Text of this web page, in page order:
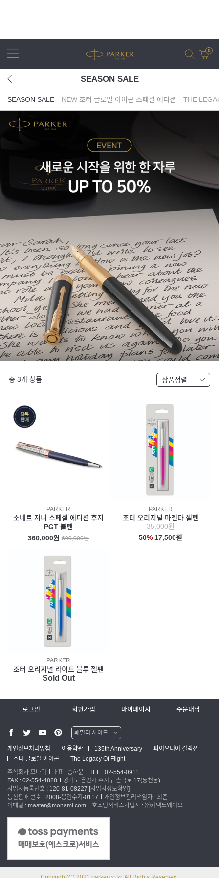
0
어번 아이엠 조터 XL 조터
SEASON SALE
SEASON SALE NEW 조터 글로벌 아이콘 스페셜 에디션 THE
총 3개 상품 상품정렬
PARKER
소네트 저니 스페셜 에디션 후지
PGT 볼펜
360,000원 600,000원
PARKER
조터 오리지널 마젠타 젤펜
35,000원
50% 17,500원
PARKER
조터 오리지널 라이트 블루 젤펜
Sold Out
로그인 회원가입 마이페이지 주문내역
패밀리 사이트
워터맨 쇼핑몰
파카 글로벌
개인정보처리방침 이용약관 135th Anniversary
파이오니어 컬렉션
조터 글로벌 아이콘
The Legacy Of Flight
주식회사 모나미
대표 : 송하윤
TEL : 02-554-0911
FAX : 02-554-4828
경기도 용인시 수지구 손곡로 17(동천동)
사업자등록번호 : 120-81-08227 [사업자정보확인]
통신판매 번호 : 2008-용인수지-0117
개인정보관리책임자 : 최준
이메일 : master@monami.com
호스팅서비스사업자 : ㈜커넥트웨이브